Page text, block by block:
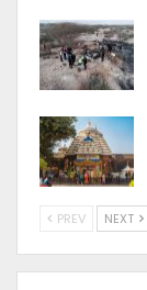
PREV NEXT